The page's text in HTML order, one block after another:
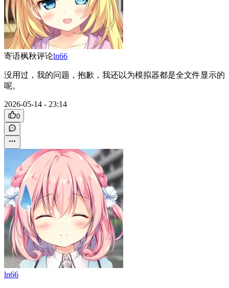
寄语枫秋评论ln66
没用过，我的问题，抱歉，我还以为模拟器都是全文件显示的
呢。
2026-05-14 - 23:14
0
ln66